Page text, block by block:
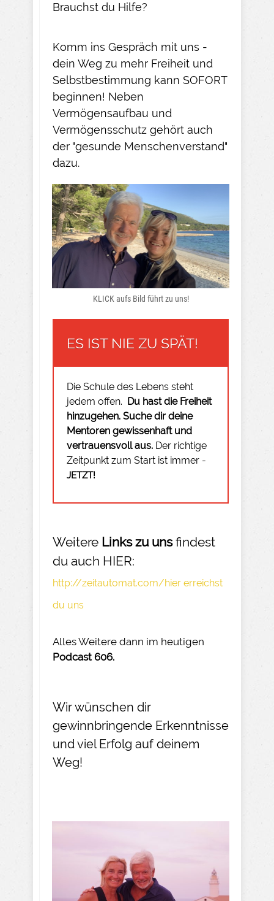
Brauchst du Hilfe?
Komm ins Gespräch mit uns -
dein Weg zu mehr Freiheit und
Selbstbestimmung kann SOFORT
beginnen! Neben
Vermögensaufbau und
Vermögensschutz gehört auch
der "gesunde Menschenverstand"
dazu.
KLICK aufs Bild führt zu uns!
ES IST NIE ZU SPÄT!
Die Schule des Lebens steht
jedem offen. Du hast die Freiheit
hinzugehen. Suche dir deine
Mentoren gewissenhaft und
vertrauensvoll aus. Der richtige
Zeitpunkt zum Start ist immer -
JETZT!
Weitere Links zu unsfindest
du auch HIER:
http://zeitautomat.com/hier erreichst
du uns
Alles Weitere dann im heutigen
Podcast 606.
Wir wünschen dir
gewinnbringende Erkenntnisse
und viel Erfolg auf deinem
Weg!